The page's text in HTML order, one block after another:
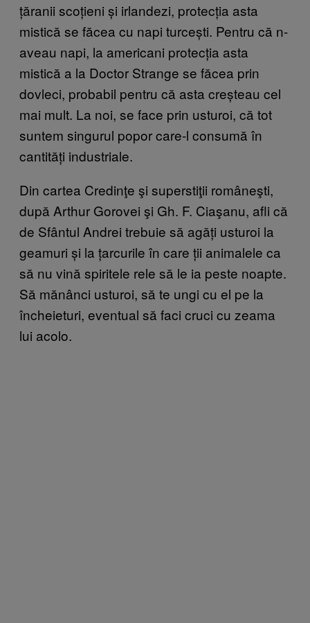
țăranii scoțieni și irlandezi, protecția asta
mistică se făcea cu napi turcești. Pentru că n-
aveau napi, la americani protecția asta
mistică a la Doctor Strange se făcea prin
dovleci, probabil pentru că asta creșteau cel
mai mult. La noi, se face prin usturoi, că tot
suntem singurul popor care-l consumă în
cantități industriale.
Din cartea Credinţe şi superstiţii româneşti,
după Arthur Gorovei şi Gh. F. Ciaşanu, afli că
de Sfântul Andrei trebuie să agăți usturoi la
geamuri și la țarcurile în care ții animalele ca
să nu vină spiritele rele să le ia peste noapte.
Să mănânci usturoi, să te ungi cu el pe la
încheieturi, eventual să faci cruci cu zeama
lui acolo.